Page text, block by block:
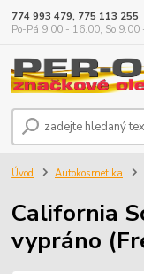
774 993 479, 775 113 255
Po-Pá 9.00 - 16.00, So
Úvod Autokosmetika
California
vypráno